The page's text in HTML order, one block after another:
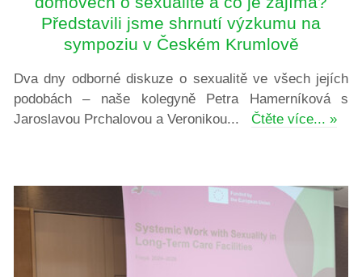
Představili jsme shrnutí výzkumu na
sympoziu v Českém Krumlově
Dva dny odborné diskuze o sexualitě ve všech jejích
podobách – naše kolegyně Petra Hamerníková s
Jaroslavou Prchalovou a Veronikou... Čtěte více... »